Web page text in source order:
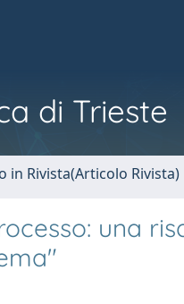
di Trieste
in Rivista(Articolo Rivista)
una